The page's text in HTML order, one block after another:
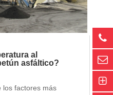
al
asfáltico?
los factores más